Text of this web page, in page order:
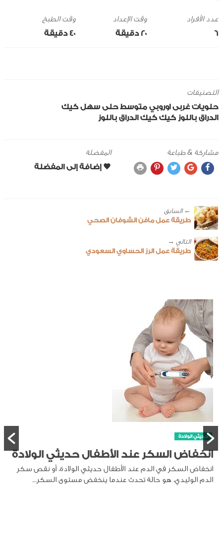
6
وقت الإعداد
20 ‎دقيقة
وقت الطبخ
40 ‎دقيقة
التصنيفات
حلويات غربى اوروبي متوسط حلى سهل كيك
الدراق باللوز كيك كيك الدراق باللوز
مشاركة & طباعة المفضلة
← ‎السابق
طريقة عمل مافن الشوفان الصحي
طريقة عمل الرز الحساوي السعودي
حديثي الولادة
انخفاض السكر عند الأطفال حديثي الولادة
انخفاض السكر في الدم عند الأطفال حديثي الولادة، أو نقص سكر
الدم الوليدي، هو حالة تحدث عندما ينخفض مستوى السكر...